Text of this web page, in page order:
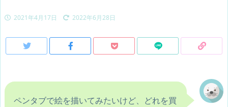
2021年4月17日 2022年6月28日
ペンタブで絵を描いてみたいけど、どれを買